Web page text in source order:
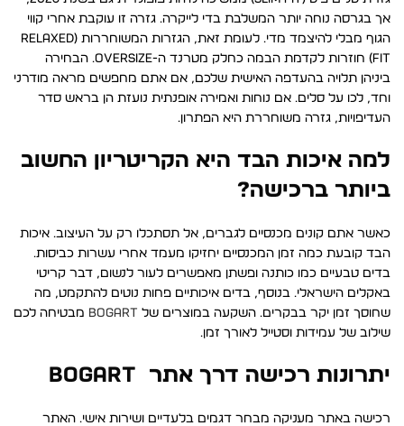
אך בגרסה נוחה יותר המשלבת בדי לייקרה. גזרה זו עוקבת אחרי קווי
הגוף מבלי להיצמד מדי. לעומת זאת, הגזרות המשוחררות (Relaxed
Fit) חוזרות לקדמת הבמה כחלק מטרנד ה-Oversize. הבחירה
ביניהן תלויה בהעדפה האישית שלכם, אם אתם מחפשים מראה מודרני
וחד, לכו על סלים. אם נוחות ואמירה אופנתית נועזת הן בראש סדר
העדיפויות, גזרה משוחררת היא הפתרון.
למה איכות הבד היא הקריטריון החשוב
ביותר ברכישה?
כאשר אתם קונים מכנסיים לגברים, אל תסתכלו רק על העיצוב. איכות
הבד קובעת כמה זמן המכנסיים יחזיקו מעמד אחרי עשרות כביסות.
בדים טבעיים כמו כותנה ופשתן מאפשרים לעור לנשום, דבר קריטי
באקלים הישראלי. בנוסף, בדים איכותיים פחות נוטים להתקמט, מה
שחוסך זמן יקר בבקרים. השקעה במוצרים של BOGART מבטיחה לכם
שילוב של עמידות וסטייל לאורך זמן.
יתרונות רכישה דרך אתר BOGART
רכישה באתר מעניקה מבחר דגמים בלעדיים ושירות אישי. האתר